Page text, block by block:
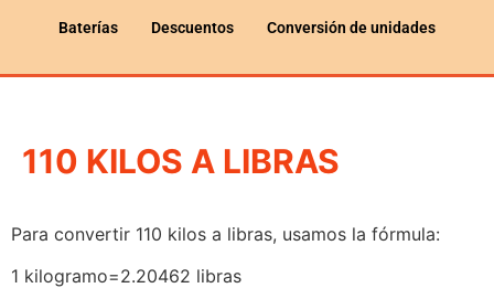
Baterías Descuentos Conversión de unidades
110 KILOS A LIBRAS
Para convertir 110 kilos a libras, usamos la fórmula:
1 kilogramo=2.20462 libras